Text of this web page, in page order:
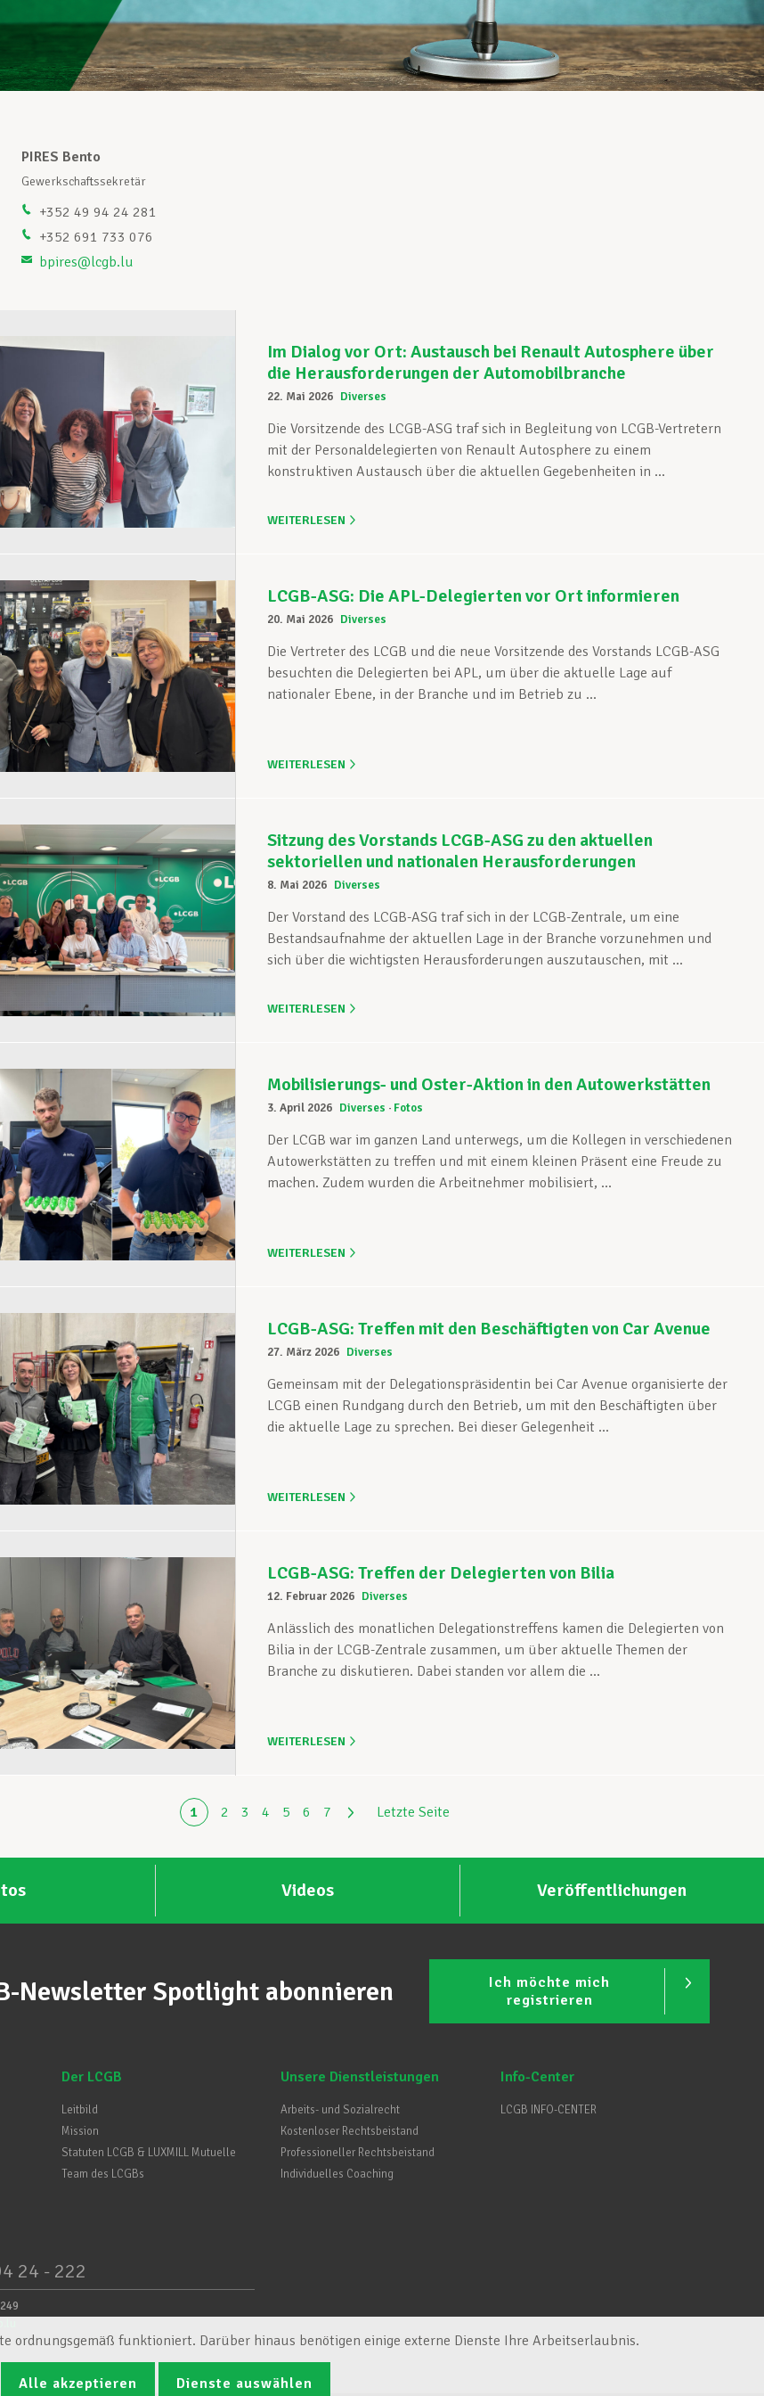
PIRES Bento
Gewerkschaftssekretär
+352 49 94 24 281
+352 691 733 076
bpires@lcgb.lu
Im Dialog vor Ort: Austausch bei Renault Autosphere über
die Herausforderungen der Automobilbranche
22. Mai 2026 Diverses
Die Vorsitzende des LCGB-ASG traf sich in Begleitung von LCGB-Vertretern
mit der Personaldelegierten von Renault Autosphere zu einem
konstruktiven Austausch über die aktuellen Gegebenheiten in ...
WEITERLESEN
LCGB-ASG: Die APL-Delegierten vor Ort informieren
20. Mai 2026 Diverses
Die Vertreter des LCGB und die neue Vorsitzende des Vorstands LCGB-ASG
besuchten die Delegierten bei APL, um über die aktuelle Lage auf
nationaler Ebene, in der Branche und im Betrieb zu ...
WEITERLESEN
Sitzung des Vorstands LCGB-ASG zu den aktuellen
sektoriellen und nationalen Herausforderungen
8. Mai 2026 Diverses
Der Vorstand des LCGB-ASG traf sich in der LCGB-Zentrale, um eine
Bestandsaufnahme der aktuellen Lage in der Branche vorzunehmen und
sich über die wichtigsten Herausforderungen auszutauschen, mit ...
WEITERLESEN
Mobilisierungs- und Oster-Aktion in den Autowerkstätten
3. April 2026 Diverses Fotos
Der LCGB war im ganzen Land unterwegs, um die Kollegen in verschiedenen
Autowerkstätten zu treffen und mit einem kleinen Präsent eine Freude zu
machen. Zudem wurden die Arbeitnehmer mobilisiert, ...
WEITERLESEN
LCGB-ASG: Treffen mit den Beschäftigten von Car Avenue
27. März 2026 Diverses
Gemeinsam mit der Delegationspräsidentin bei Car Avenue organisierte der
LCGB einen Rundgang durch den Betrieb, um mit den Beschäftigten über
die aktuelle Lage zu sprechen. Bei dieser Gelegenheit ...
WEITERLESEN
LCGB-ASG: Treffen der Delegierten von Bilia
12. Februar 2026 Diverses
Anlässlich des monatlichen Delegationstreffens kamen die Delegierten von
Bilia in der LCGB-Zentrale zusammen, um über aktuelle Themen der
Branche zu diskutieren. Dabei standen vor allem die ...
WEITERLESEN
1 2 3 4 5 6 7 Letzte Seite
Videos Veröffentlichungen
Newsletter Spotlight abonnieren
Ich möchte mich
registrieren
Der LCGB
Leitbild
Mission
Statuten LCGB & LUXMILL Mutuelle
Team des LCGBs
Unsere Dienstleistungen
Arbeits- und Sozialrecht
Kostenloser Rechtsbeistand
Professioneller Rechtsbeistand
Individuelles Coaching
Info-Center
LCGB INFO-CENTER
24 - 222
ordnungsgemäß funktioniert. Darüber hinaus benötigen einige externe Dienste Ihre Arbeitserlaubnis.
Alle akzeptieren Dienste auswählen